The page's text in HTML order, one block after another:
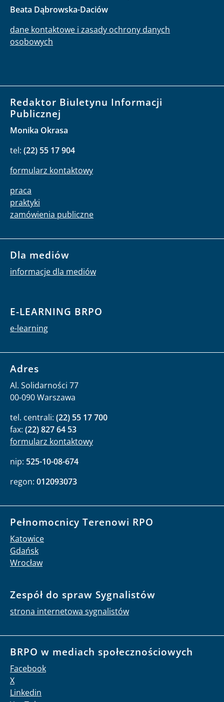
Beata Dąbrowska-Daciów
dane kontaktowe i zasady ochrony danych
osobowych
Redaktor Biuletynu Informacji
Publicznej
Monika Okrasa
tel: (22) 55 17 904
formularz kontaktowy
praca
praktyki
zamówienia publiczne
Dla mediów
informacje dla mediów
E-LEARNING BRPO
e-learning
Adres
Al. Solidarności 77
00-090 Warszawa
tel. centrali: (22) 55 17 700
fax: (22) 827 64 53
formularz kontaktowy
nip: 525-10-08-674
regon: 012093073
Pełnomocnicy Terenowi RPO
Katowice
Gdańsk
Wrocław
Zespół do spraw Sygnalistów
strona internetowa sygnalistów
BRPO w mediach społecznościowych
Facebook
X
Linkedin